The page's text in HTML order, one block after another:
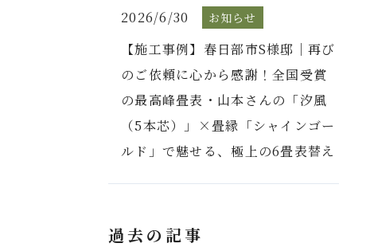
2026/6/30 お知らせ
【施工事例】春日部市S様邸｜再び
のご依頼に心から感謝！全国受賞
の最高峰畳表・山本さんの「汐風
（5本芯）」×畳縁「シャインゴー
ルド」で魅せる、極上の6畳表替え
過去の記事